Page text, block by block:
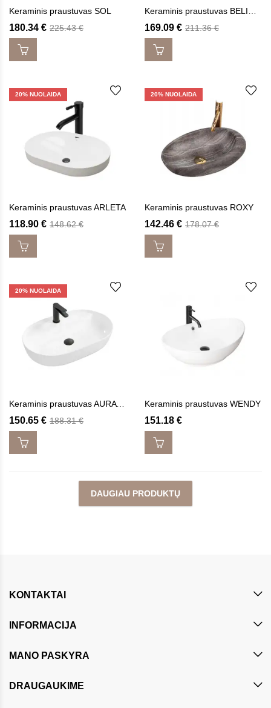
Keraminis praustuvas SOL
180.34 € 225.43€ 169.09 € 211.36€
20% NUOLAIDA
Keraminis praustuvas ARLETA
118.90 € 148.62€
20% NUOLAIDA
Keraminis praustuvas ROXY
142.46 € 178.07€
20% NUOLAIDA
Keraminis praustuvas AURA WHITE
150.65 € 188.31€
Keraminis praustuvas WENDY
151.18 €
DAUGIAU PRODUKTŲ
KONTAKTAI
INFORMACIJA
MANO PASKYRA
DRAUGAUKIME